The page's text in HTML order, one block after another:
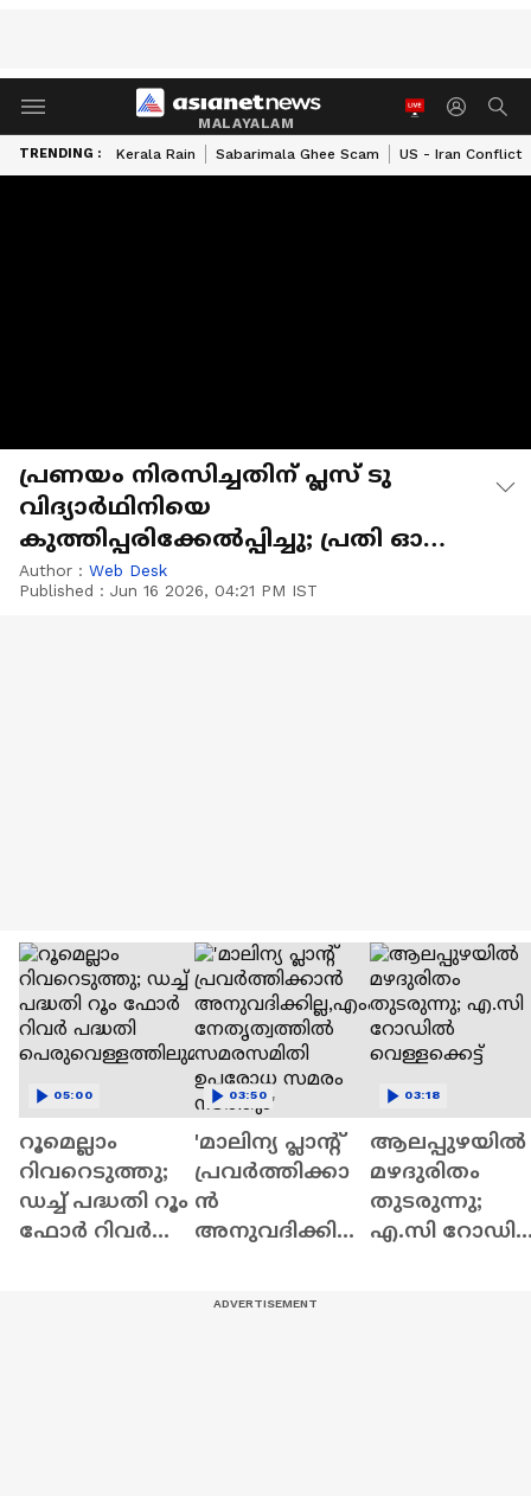
MALAYALAM
TRENDING : Kerala Rain Sabarimala Ghee Scam US - Iran Conflict
പ്രണയം നിരസിച്ചതിന് പ്ലസ് ടു
വിദ്യാര്‍ഥിനിയെ
കുത്തിപ്പരിക്കേല്‍പ്പിച്ചു; പ്രതി ഓടി
രക്ഷപ്പെട്ടു
Author : Web Desk
Published : Jun 16 2026, 04:21 PM IST
റൂമെല്ലാം
റിവറെടുത്തു;
ഡച്ച് പദ്ധതി റൂം
ഫോർ റിവർ
05:00
'മാലിന്യ പ്ലാന്‍റ്
പ്രവർത്തിക്കാ
ൻ
അനുവദിക്കില്ല,
03:50
ആലപ്പുഴയിൽ
മഴദുരിതം
തുടരുന്നു;
എ.സി
03:18